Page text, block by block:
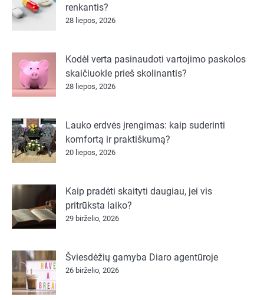
renkantis?
28 liepos, 2026
Kodėl verta pasinaudoti vartojimo paskolos
skaičiuokle prieš skolinantis?
28 liepos, 2026
Lauko erdvės įrengimas: kaip suderinti
komfortą ir praktiškumą?
20 liepos, 2026
Kaip pradėti skaityti daugiau, jei vis
pritrūksta laiko?
29 birželio, 2026
Šviesdėžių gamyba Diaro agentūroje
26 birželio, 2026